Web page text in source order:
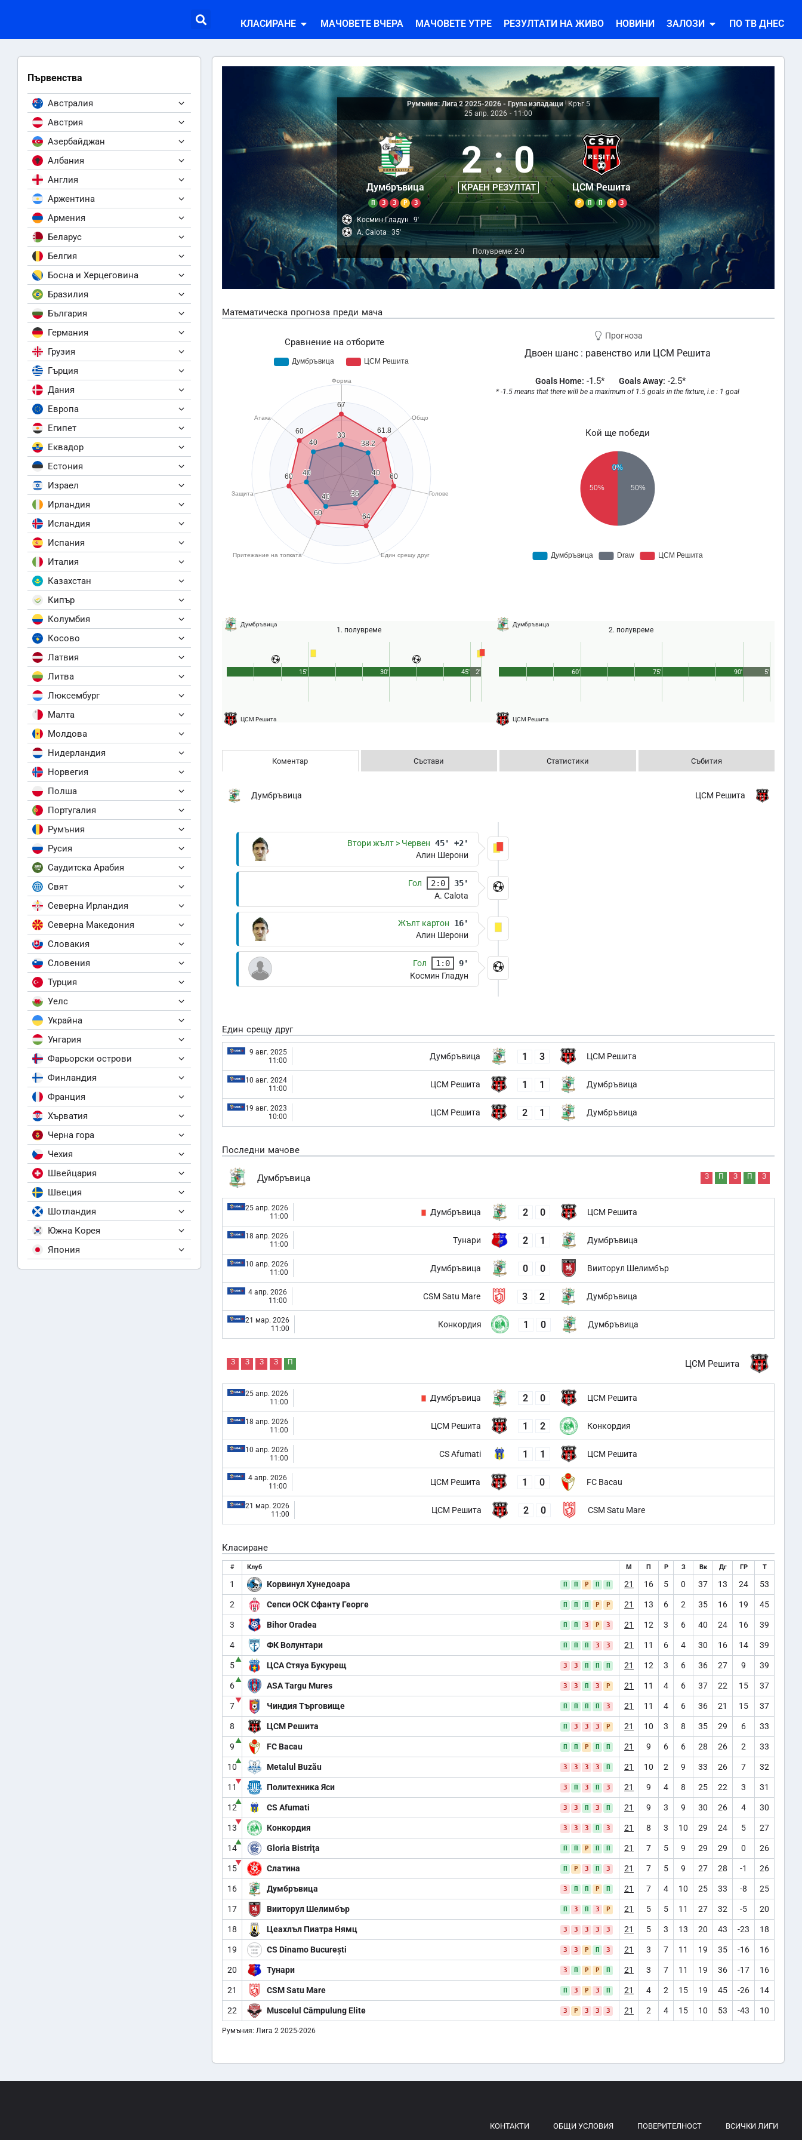
КЛАСИРАНЕ МАЧОВЕТЕ ВЧЕРА МАЧОВЕТЕ УТРЕ РЕЗУЛТАТИ НА ЖИВО НОВИНИ ЗАЛОЗИ ПО ТВ ДНЕС
Първенства
Австралия
Австрия
Азербайджан
Албания
Англия
Аржентина
Армения
Беларус
Белгия
Босна и Херцеговина
Бразилия
България
Германия
Грузия
Гърция
Дания
Европа
Египет
Еквадор
Естония
Израел
Ирландия
Исландия
Испания
Италия
Казахстан
Кипър
Колумбия
Косово
Латвия
Литва
Люксембург
Малта
Молдова
Нидерландия
Норвегия
Полша
Португалия
Румъния
Русия
Саудитска Арабия
Свят
Северна Ирландия
Северна Македония
Словакия
Словения
Турция
Уелс
Украйна
Унгария
Фарьорски острови
Финландия
Франция
Хърватия
Черна гора
Чехия
Швейцария
Швеция
Шотландия
Южна Корея
Япония
Румъния: Лига 2 2025-2026 - Група изпадащи Кръг 5
25 апр. 2026 - 11:00
Думбръвица
П З З Р З
2 : 0
КРАЕН РЕЗУЛТАТ ЦСМ Решита
Р П П Р З
Космин Гладун
9'
A. Calota 35'
Полувреме: 2-0
Математическа прогноза преди мача
Сравнение на отборите
Прогноза
Двоен шанс : равенство или ЦСМ Решита
Goals Home: -1.5* Goals Away: -2.5*
* -1.5 means that there will be a maximum of 1.5 goals in the fixture, i.e : 1 goal
Кой ще победи
Думбръвица
1. полувреме
ЦСМ Решита
45'
15' 30' 2'
Думбръвица
2. полувреме
ЦСМ Решита
90'
60' 75' 5'
Коментар Състави Статистики Събития
Думбръвица ЦСМ Решита
Втори жълт > Червен 45' +2'
Алин Шерони
Гол 2:0
35'
A. Calota
Жълт картон
16'
Алин Шерони
Гол 1:0
9'
Космин Гладун
Един срещу друг
9 авг. 2025
11:00
Думбръвица 1 3 ЦСМ Решита
10 авг. 2024
11:00
ЦСМ Решита 1 1 Думбръвица
19 авг. 2023
10:00
ЦСМ Решита 2 1 Думбръвица
Последни мачове
Думбръвица З П З П З
25 апр. 2026
11:00
Думбръвица 2 0 ЦСМ Решита
18 апр. 2026
11:00
Тунари 2 1 Думбръвица
10 апр. 2026
11:00
Думбръвица 0 0 Вииторул Шелимбър
4 апр. 2026
11:00
CSM Satu Mare 3 2 Думбръвица
21 мар. 2026
11:00
Конкордия 1 0 Думбръвица
ЦСМ Решита
З З З З П
25 апр. 2026
11:00
Думбръвица 2 0 ЦСМ Решита
18 апр. 2026
11:00
ЦСМ Решита 1 2 Конкордия
10 апр. 2026
11:00
CS Afumati 1 1 ЦСМ Решита
4 апр. 2026
11:00
ЦСМ Решита 1 0 FC Bacau
21 мар. 2026
11:00
ЦСМ Решита 2 0 CSM Satu Mare
Класиране
# Клуб М П Р З Вк Дг ГР Т
1 Корвинул Хунедоара П П Р П П 21 16 5 0 37 13 24 53
2 Сепси ОСК Сфанту Георге П П П Р Р 21 13 6 2 35 16 19 45
3 Bihor Oradea П П З Р З 21 12 3 6 40 24 16 39
4 ФК Волунтари П П П З З 21 11 6 4 30 16 14 39
5
▲
ЦСА Стяуа Букурещ З З П П П 21 12 3 6 36 27 9 39
6
▲
ASA Targu Mures З З П З Р 21 11 4 6 37 22 15 37
7
▼
Чиндия Търговище П П П П З 21 11 4 6 36 21 15 37
8 ЦСМ Решита П З З З Р 21 10 3 8 35 29 6 33
9
▲
FC Bacau П П Р П П 21 9 6 6 28 26 2 33
10
▲
Metalul Buzău З З З З П 21 10 2 9 33 26 7 32
11
▼
Политехника Яси З П З П З 21 9 4 8 25 22 3 31
12
▲
CS Afumati З З П З П 21 9 3 9 30 26 4 30
13
▼
Конкордия З З З П З 21 8 3 10 29 24 5 27
14
▲
Gloria Bistriţa П П Р П П 21 7 5 9 29 29 0 26
15
▼
Слатина П Р З П З 21 7 5 9 27 28 -1 26
16 Думбръвица З П П Р П 21 7 4 10 25 33 -8 25
17 Вииторул Шелимбър П З П З Р 21 5 5 11 27 32 -5 20
18 Цеахлъл Пиатра Нямц З З З З З 21 5 3 13 20 43 -23 18
19 CS Dinamo București З З Р П З 21 3 7 11 19 35 -16 16
20 Тунари З П Р Р П 21 3 7 11 19 36 -17 16
21 CSM Satu Mare П З Р З П 21 4 2 15 19 45 -26 14
22 Muscelul Câmpulung Elite З Р З З З 21 2 4 15 10 53 -43 10
Румъния: Лига 2 2025-2026
КОНТАКТИ ОБЩИ УСЛОВИЯ ПОВЕРИТЕЛНОСТ ВСИЧКИ ЛИГИ